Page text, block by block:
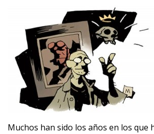
Muchos han sido los años en los que